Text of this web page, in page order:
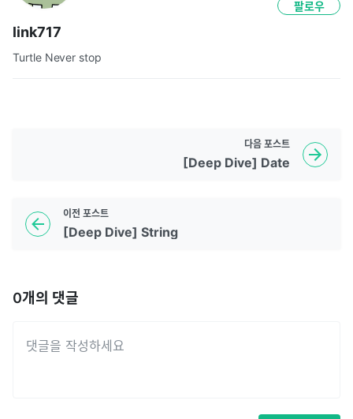
link717
Turtle Never stop
팔로우
이전 포스트
[Deep Dive] String
다음 포스트
[Deep Dive] Date
0개의 댓글